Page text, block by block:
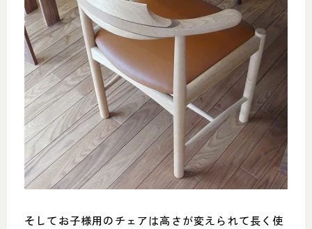
そしてお子様用のチェアは高さが変えられて長く使